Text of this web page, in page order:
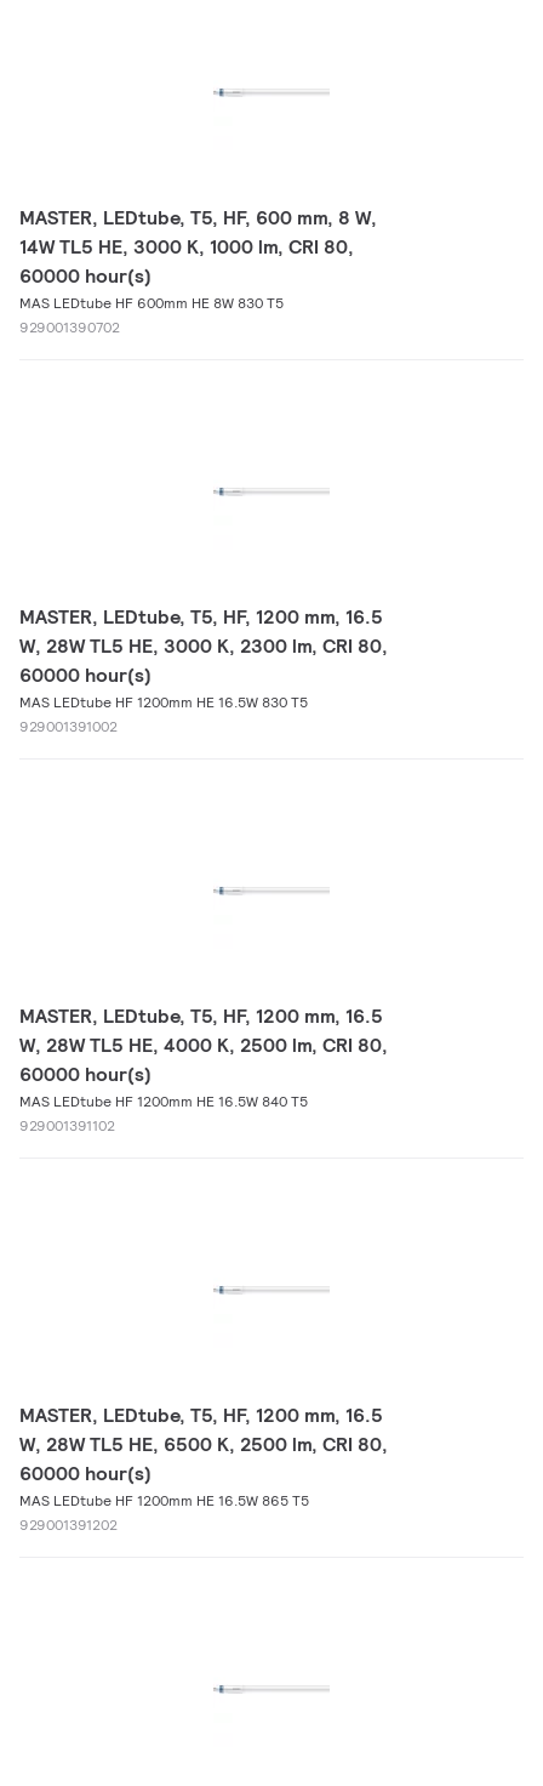
MASTER, LEDtube, T5, HF, 600 mm, 8 W,
14W TL5 HE, 3000 K, 1000 lm, CRI 80,
60000 hour(s)
MAS LEDtube HF 600mm HE 8W 830 T5
929001390702
MASTER, LEDtube, T5, HF, 1200 mm, 16.5
W, 28W TL5 HE, 3000 K, 2300 lm, CRI 80,
60000 hour(s)
MAS LEDtube HF 1200mm HE 16.5W 830 T5
929001391002
MASTER, LEDtube, T5, HF, 1200 mm, 16.5
W, 28W TL5 HE, 4000 K, 2500 lm, CRI 80,
60000 hour(s)
MAS LEDtube HF 1200mm HE 16.5W 840 T5
929001391102
MASTER, LEDtube, T5, HF, 1200 mm, 16.5
W, 28W TL5 HE, 6500 K, 2500 lm, CRI 80,
60000 hour(s)
MAS LEDtube HF 1200mm HE 16.5W 865 T5
929001391202